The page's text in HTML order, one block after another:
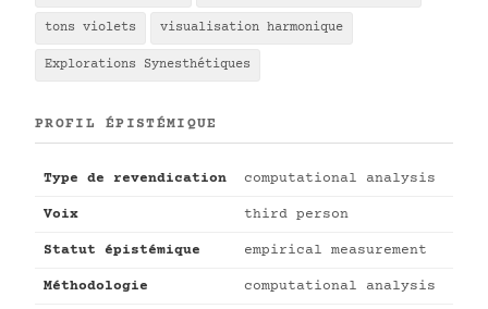
tons violets visualisation harmonique
Explorations Synesthétiques
PROFIL ÉPISTÉMIQUE
Type de revendication computational analysis
Voix third person
Statut épistémique empirical measurement
Méthodologie computational analysis